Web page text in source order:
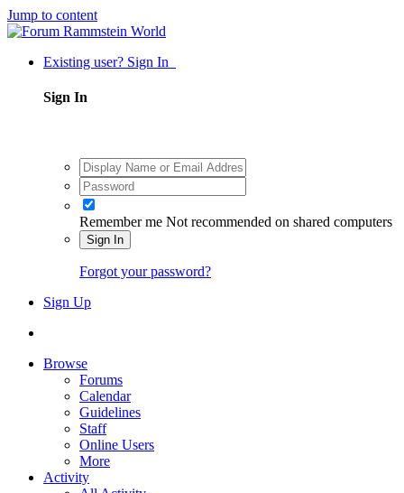
Jump to content
Existing user? Sign In
Sign In
Remember me Not recommended on shared computers
Sign In
Forgot your password?
Sign Up
Browse
Forums
Calendar
Guidelines
Staff
Online Users
More
Activity